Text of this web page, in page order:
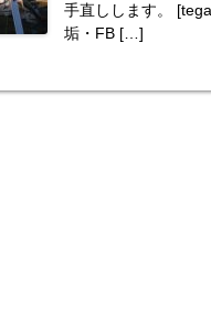
手直しします。
垢・FB […]